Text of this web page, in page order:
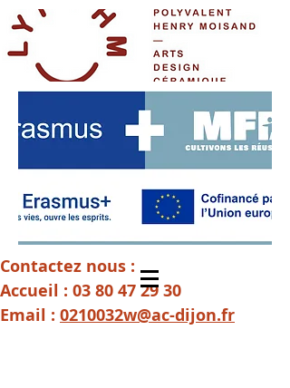
Contactez nous :
Accueil : 03 80 47 29 30
Email : 0210032w@ac-dijon.fr